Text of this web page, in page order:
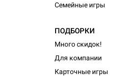
Семейные игры
ПОДБОРКИ
Много скидок!
Для компании
Карточные игры
игра Hobby World Монстры